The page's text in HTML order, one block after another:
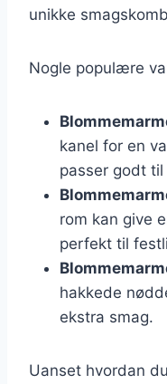
unikke
Nogle populære
kanel for en
passer godt
rom kan give
perfekt til
hakkede
ekstra smag.
Uanset hvordan